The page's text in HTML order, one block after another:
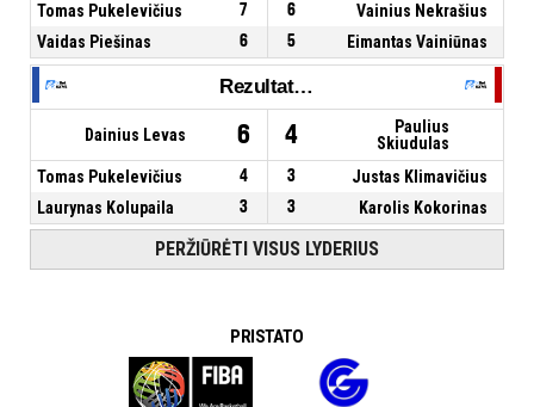
Tomas Pukelevičius
7 6
Vainius Nekrašius
Vaidas Piešinas
6 5 Eimantas Vainiūnas
Rezultatyvūs perdavimai
Dainius Levas 6 4
Paulius
Skiudulas
Tomas Pukelevičius
4 3
Justas Klimavičius
Laurynas Kolupaila
3 3 Karolis Kokorinas
PERŽIŪRĖTI VISUS LYDERIUS
PRISTATO